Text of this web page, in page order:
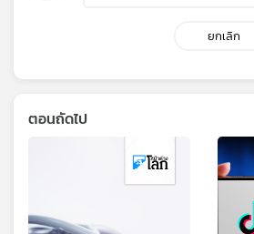
ยกเลิก
ตอนถัดไป